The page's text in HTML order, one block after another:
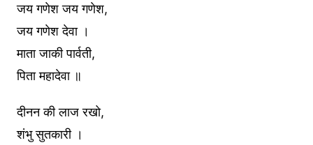
जय गणेश जय गणेश,
जय गणेश देवा ।
माता जाकी पार्वती,
पिता महादेवा ॥
दीनन की लाज रखो,
शंभु सुतकारी ।